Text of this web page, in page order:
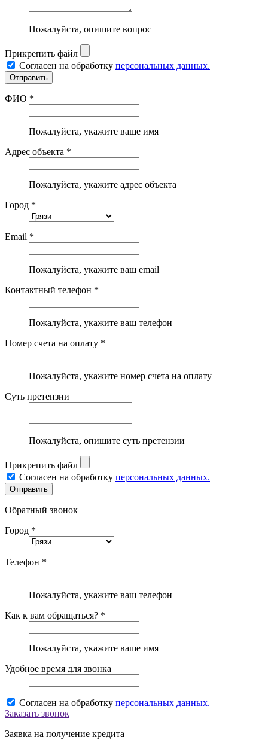
Пожалуйста, опишите вопрос
Прикрепить файл
Согласен на обработку персональных данных.
ФИО *
Пожалуйста, укажите ваше имя
Адрес объекта *
Пожалуйста, укажите адрес объекта
Город *
Email *
Пожалуйста, укажите ваш email
Контактный телефон *
Пожалуйста, укажите ваш телефон
Номер счета на оплату *
Пожалуйста, укажите номер счета на оплату
Суть претензии
Пожалуйста, опишите суть претензии
Прикрепить файл
Согласен на обработку персональных данных.
Обратный звонок
Город *
Телефон *
Пожалуйста, укажите ваш телефон
Как к вам обращаться? *
Пожалуйста, укажите ваше имя
Удобное время для звонка
Согласен на обработку персональных данных.
Заказать звонок
Заявка на получение кредита